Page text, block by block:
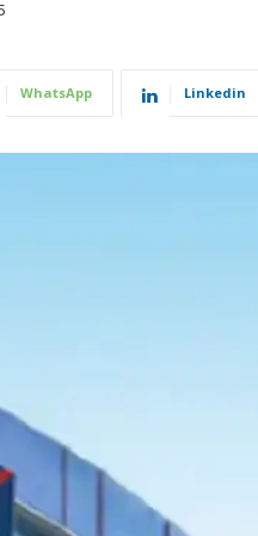
WhatsApp Linkedin